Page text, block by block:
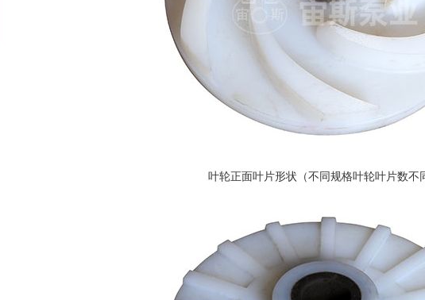
叶轮正面叶片形状（不同规格叶轮叶片数不